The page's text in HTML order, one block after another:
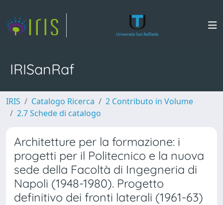
IRISanRaf
IRIS Catalogo Ricerca
2 Contributo in Volume
2.7 Schede di catalogo
Architetture per la formazione: i
progetti per il Politecnico e la nuova
sede della Facoltà di Ingegneria di
Napoli (1948-1980). Progetto
definitivo dei fronti laterali (1961-63)